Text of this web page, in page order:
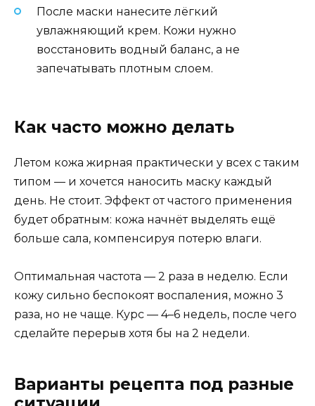
После маски нанесите лёгкий
увлажняющий крем. Кожи нужно
восстановить водный баланс, а не
запечатывать плотным слоем.
Как часто можно делать
Летом кожа жирная практически у всех с таким
типом — и хочется наносить маску каждый
день. Не стоит. Эффект от частого применения
будет обратным: кожа начнёт выделять ещё
больше сала, компенсируя потерю влаги.
Оптимальная частота — 2 раза в неделю. Если
кожу сильно беспокоят воспаления, можно 3
раза, но не чаще. Курс — 4–6 недель, после чего
сделайте перерыв хотя бы на 2 недели.
Варианты рецепта под разные